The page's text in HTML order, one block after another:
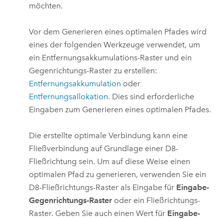
möchten.
Vor dem Generieren eines optimalen Pfades wird
eines der folgenden Werkzeuge verwendet, um
ein Entfernungsakkumulations-Raster und ein
Gegenrichtungs-Raster zu erstellen:
Entfernungsakkumulation oder
Entfernungsallokation. Dies sind erforderliche
Eingaben zum Generieren eines optimalen Pfades.
Die erstellte optimale Verbindung kann eine
Fließverbindung auf Grundlage einer D8-
Fließrichtung sein. Um auf diese Weise einen
optimalen Pfad zu generieren, verwenden Sie ein
D8-Fließrichtungs-Raster als Eingabe für Eingabe-
Gegenrichtungs-Raster oder ein Fließrichtungs-
Raster. Geben Sie auch einen Wert für Eingabe-